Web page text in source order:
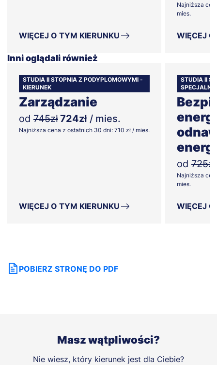
WIĘCEJ O TYM KIERUNKU
Najniższa
mies.
WIĘCEJ
Inni oglądali również
STUDIA II STOPNIA Z PODYPLOMOWYMI -
KIERUNEK
Zarządzanie
od 745zł724zł / mies.
Najniższa cena z ostatnich 30 dni: 710 zł / mies.
WIĘCEJ O TYM KIERUNKU
STUDIA II
od 725zł
Najniższa
mies.
WIĘCEJ
POBIERZ STRONĘ DO PDF
Masz wątpliwości?
Nie wiesz, który kierunek jest dla Ciebie?